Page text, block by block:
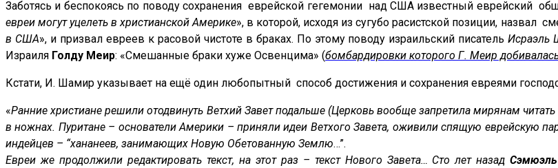
Заботясь и беспокоясь по поводу сохранения еврейской гегемонии над США известный еврейский
евреи могут уцелеть в христианской Америке», в которой, исходя из сугубо расистской позиции,
в США», и призвал евреев к расовой чистоте в браках. По этому поводу израильский писательИсраэль
Израиля Голду Меир: «Смешанные браки хуже Освенцима» (бомбардировки которого Г. Меир
Кстати, И. Шамир указывает на ещё один любопытный способ достижения и сохранения евреями
«Ранние христиане решили отодвинуть Ветхий Завет подальше (Церковь вообще запретила мирянам
в ножнах. Пуритане – основатели Америки – приняли идеи Ветхого Завета, оживили спящую еврейскую
индейцев – “хананеев, занимающих Новую Обетованную Землю…”.
Евреи же продолжили редактировать текст, на этот раз – текст Нового Завета… Сто лет назад